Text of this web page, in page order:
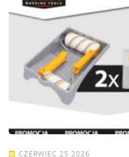
CZERWIEC 25 2026